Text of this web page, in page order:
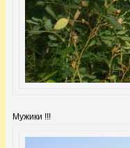
Мужики !!!